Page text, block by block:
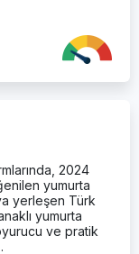
2024
yumurta
yerleşen Türk
yumurta
ve pratik